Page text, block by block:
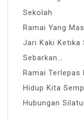
Sekolah
Ramai Yang
Jari Kaki Ketika
Sebarkan…
Ramai Terlepas
Hidup Kita
Hubungan